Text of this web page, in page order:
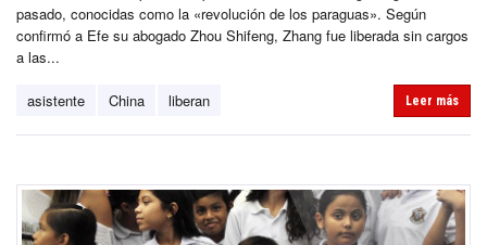
pasado, conocidas como la «revolución de los paraguas». Según
confirmó a Efe su abogado Zhou Shifeng, Zhang fue liberada sin cargos
a las...
asistente China liberan Leer más